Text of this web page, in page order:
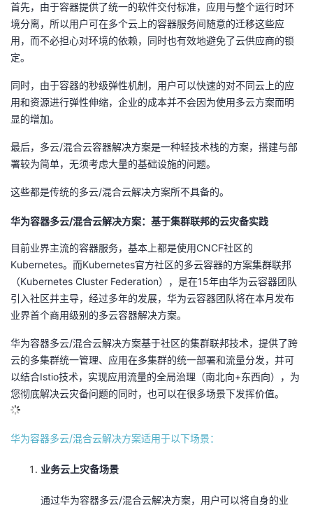
播
活
动
的
关
程
认
证
的
实
验
我
的
收
藏
支
持
声
建
首先，由于容器提供了统一的软件交付标准，应用与整个运行时环
境分离，所以用户可在多个云上的容器服务间随意的迁移这些应
用，而不必担心对环境的依赖，同时也有效地避免了云供应商的锁
定。
同时，由于容器的秒级弹性机制，用户可以快速的对不同云上的应
用和资源进行弹性伸缩，企业的成本并不会因为使用多云方案而明
显的增加。
最后，多云/混合云容器解决方案是一种轻技术栈的方案，搭建与部
署较为简单，无须考虑大量的基础设施的问题。
这些都是传统的多云/混合云解决方案所不具备的。
华为容器多云/混合云解决方案：基于集群联邦的云灾备实践
目前业界主流的容器服务，基本上都是使用CNCF社区的
Kubernetes。而Kubernetes官方社区的多云容器的方案集群联邦
（Kubernetes Cluster Federation），是在15年由华为云容器团队
引入社区并主导，经过多年的发展，华为云容器团队将在本月发布
业界首个商用级别的多云容器解决方案。
华为容器多云/混合云解决方案基于社区的集群联邦技术，提供了跨
云的多集群统一管理、应用在多集群的统一部署和流量分发，并可
以结合Istio技术，实现应用流量的全局治理（南北向+东西向），为
您彻底解决云灾备问题的同时，也可以在很多场景下发挥价值。
华为容器多云/混合云解决方案适用于以下场景：
业务云上灾备场景
通过华为容器多云/混合云解决方案，用户可以将自身的业